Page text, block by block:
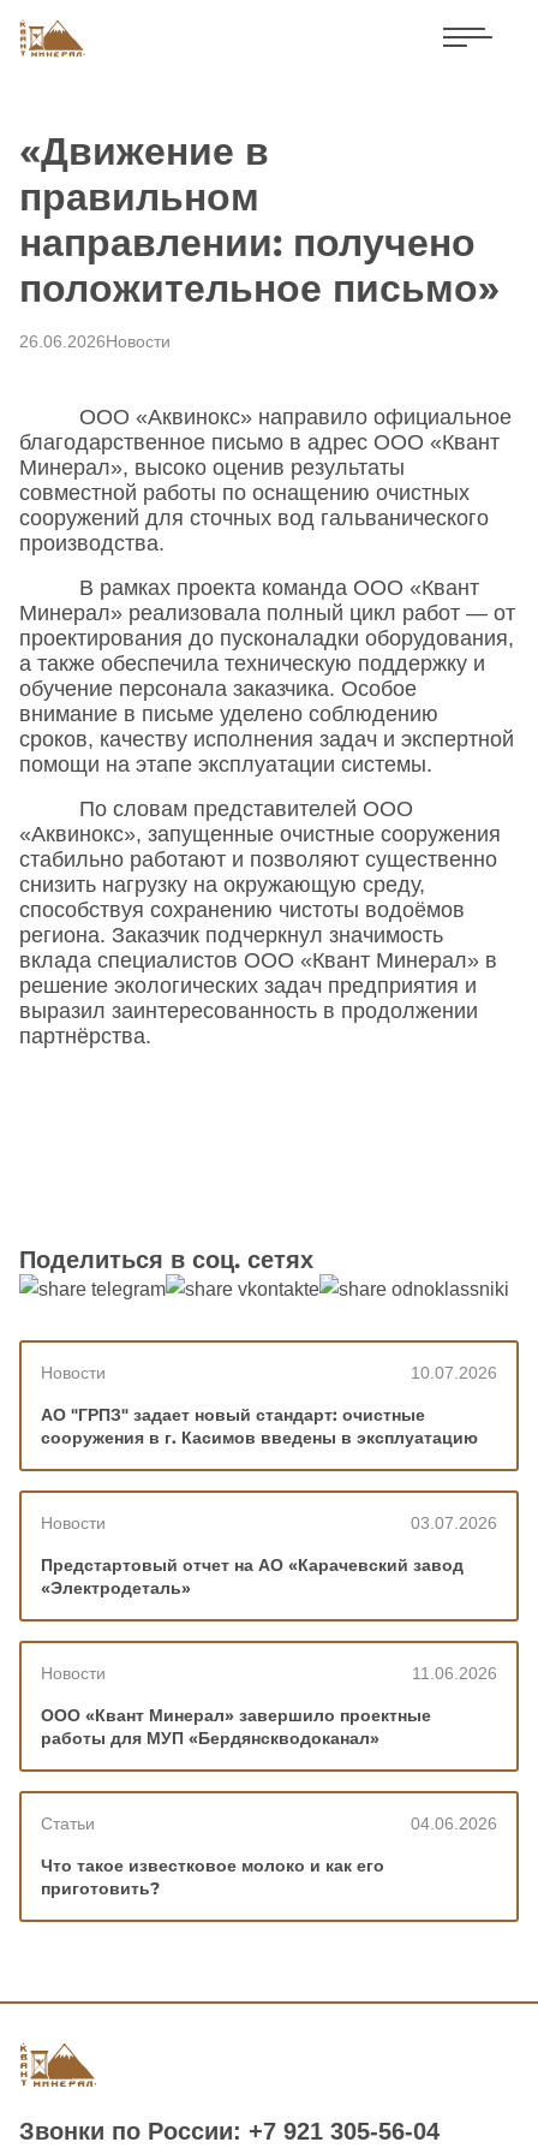
«Движение в
правильном
направлении: получено
положительное письмо»
26.06.2026Новости
ООО «Аквинокс» направило официальное
благодарственное письмо в адрес ООО «Квант
Минерал», высоко оценив результаты
совместной работы по оснащению очистных
сооружений для сточных вод гальванического
производства.
В рамках проекта команда ООО «Квант
Минерал» реализовала полный цикл работ — от
проектирования до пусконаладки оборудования,
а также обеспечила техническую поддержку и
обучение персонала заказчика. Особое
внимание в письме уделено соблюдению
сроков, качеству исполнения задач и экспертной
помощи на этапе эксплуатации системы.
По словам представителей ООО
«Аквинокс», запущенные очистные сооружения
стабильно работают и позволяют существенно
снизить нагрузку на окружающую среду,
способствуя сохранению чистоты водоёмов
региона. Заказчик подчеркнул значимость
вклада специалистов ООО «Квант Минерал» в
решение экологических задач предприятия и
выразил заинтересованность в продолжении
партнёрства.
Поделиться в соц. сетях
Новости 10.07.2026
АО "ГРПЗ" задает новый стандарт: очистные
сооружения в г. Касимов введены в эксплуатацию
Новости 03.07.2026
Предстартовый отчет на АО «Карачевский завод
«Электродеталь»
Новости 11.06.2026
ООО «Квант Минерал» завершило проектные
работы для МУП «Бердянскводоканал»
Статьи 04.06.2026
Что такое известковое молоко и как его
приготовить?
Звонки по Роcсии: +7 921 305-56-04